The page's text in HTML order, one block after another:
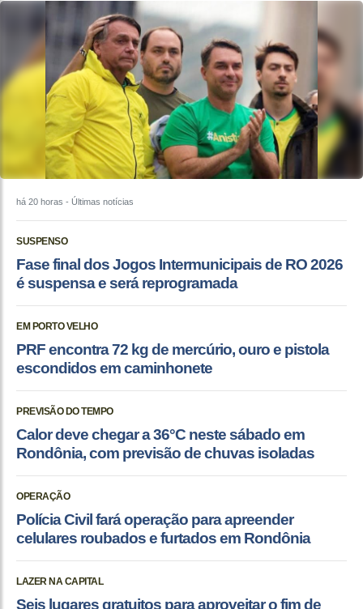
há 20 horas - Últimas notícias
SUSPENSO
Fase final dos Jogos Intermunicipais de RO 2026
é suspensa e será reprogramada
EM PORTO VELHO
PRF encontra 72 kg de mercúrio, ouro e pistola
escondidos em caminhonete
PREVISÃO DO TEMPO
Calor deve chegar a 36°C neste sábado em
Rondônia, com previsão de chuvas isoladas
OPERAÇÃO
Polícia Civil fará operação para apreender
celulares roubados e furtados em Rondônia
LAZER NA CAPITAL
Seis lugares gratuitos para aproveitar o fim de